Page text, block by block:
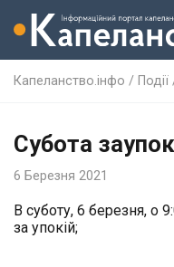
Капеланство.інфо / Події
Субота
6 Березня 2021
В суботу, 6 березня, о
за упокій;